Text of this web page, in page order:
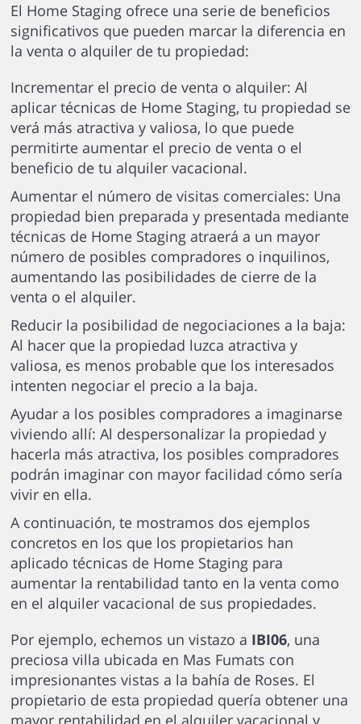
El Home Staging ofrece una serie de beneficios
significativos que pueden marcar la diferencia en
la venta o alquiler de tu propiedad:
Incrementar el precio de venta o alquiler: Al
aplicar técnicas de Home Staging, tu propiedad se
verá más atractiva y valiosa, lo que puede
permitirte aumentar el precio de venta o el
beneficio de tu alquiler vacacional.
Aumentar el número de visitas comerciales: Una
propiedad bien preparada y presentada mediante
técnicas de Home Staging atraerá a un mayor
número de posibles compradores o inquilinos,
aumentando las posibilidades de cierre de la
venta o el alquiler.
Reducir la posibilidad de negociaciones a la baja:
Al hacer que la propiedad luzca atractiva y
valiosa, es menos probable que los interesados
intenten negociar el precio a la baja.
Ayudar a los posibles compradores a imaginarse
viviendo allí: Al despersonalizar la propiedad y
hacerla más atractiva, los posibles compradores
podrán imaginar con mayor facilidad cómo sería
vivir en ella.
A continuación, te mostramos dos ejemplos
concretos en los que los propietarios han
aplicado técnicas de Home Staging para
aumentar la rentabilidad tanto en la venta como
en el alquiler vacacional de sus propiedades.
Por ejemplo, echemos un vistazo a IBI06, una
preciosa villa ubicada en Mas Fumats con
impresionantes vistas a la bahía de Roses. El
propietario de esta propiedad quería obtener una
mayor rentabilidad en el alquiler vacacional y